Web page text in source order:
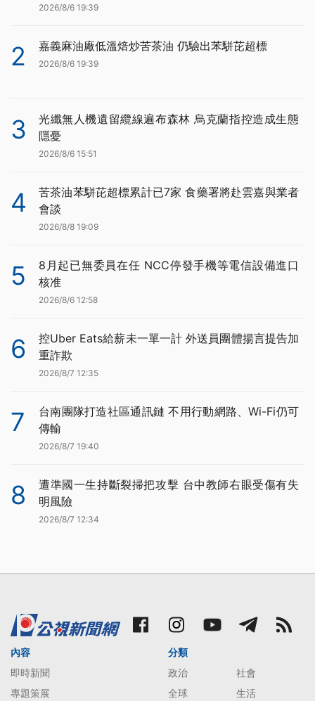
2026/8/6 19:39
2 嘉義麻油廠低溫焙炒苦茶油 仍驗出苯駢芘超標
2026/8/6 19:39
3
光纖無人機遺留纜線遍布森林 烏克蘭指控造成生態
隱憂
2026/8/6 15:51
4
苦茶油苯駢芘超標累計已7家 食藥署將赴雲嘉與業者
會談
2026/8/8 19:09
5
8月起已無委員在任 NCC停發手機等電信設備進口
核准
2026/8/6 12:58
6
控Uber Eats給薪未一單一計 外送員團體揚言提告加
重詐欺
2026/8/7 12:35
7
台南團隊打造社區通訊鏈 不用行動網路、Wi-Fi仍可
傳輸
2026/8/7 19:40
8
遭準國一生持斷裂掃把攻擊 台中教師右眼受傷有失
明風險
2026/8/7 12:34
內容
即時新聞
專題策展
分類
政治
社會
全球
生活